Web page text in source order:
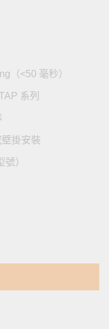
（<50 毫秒）
系列
掛安裝
）